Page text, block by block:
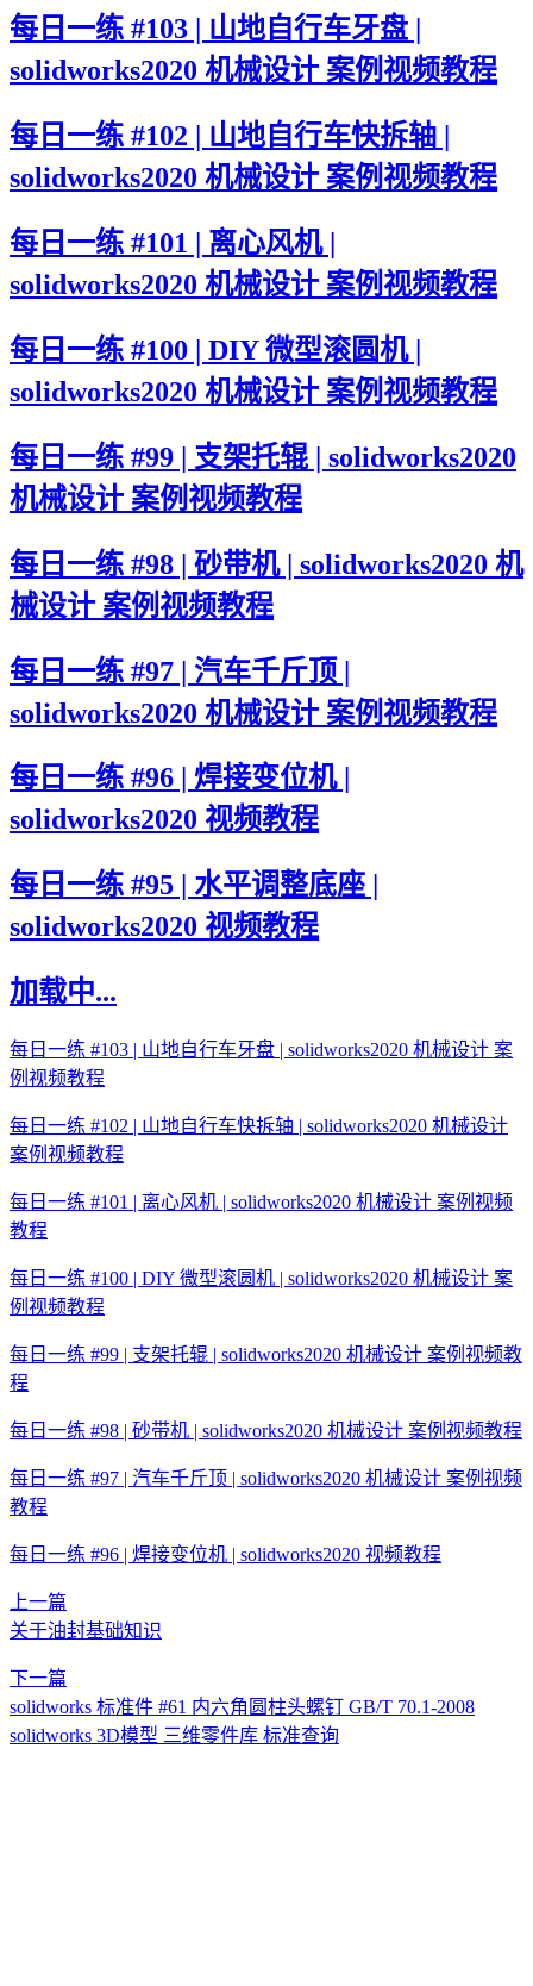
每日一练 #103 | 山地自行车牙盘 |
solidworks2020 机械设计 案例视频教程
每日一练 #102 | 山地自行车快拆轴 |
solidworks2020 机械设计 案例视频教程
每日一练 #101 | 离心风机 |
solidworks2020 机械设计 案例视频教程
每日一练 #100 | DIY 微型滚圆机 |
solidworks2020 机械设计 案例视频教程
每日一练 #99 | 支架托辊 | solidworks2020
机械设计 案例视频教程
每日一练 #98 | 砂带机 | solidworks2020 机
械设计 案例视频教程
每日一练 #97 | 汽车千斤顶 |
solidworks2020 机械设计 案例视频教程
每日一练 #96 | 焊接变位机 |
solidworks2020 视频教程
每日一练 #95 | 水平调整底座 |
solidworks2020 视频教程
加载中...
每日一练 #103 | 山地自行车牙盘 | solidworks2020 机械设计 案
例视频教程
每日一练 #102 | 山地自行车快拆轴 | solidworks2020 机械设计
案例视频教程
每日一练 #101 | 离心风机 | solidworks2020 机械设计 案例视频
教程
每日一练 #100 | DIY 微型滚圆机 | solidworks2020 机械设计 案
例视频教程
每日一练 #99 | 支架托辊 | solidworks2020 机械设计 案例视频教
程
每日一练 #98 | 砂带机 | solidworks2020 机械设计 案例视频教程
每日一练 #97 | 汽车千斤顶 | solidworks2020 机械设计 案例视频
教程
每日一练 #96 | 焊接变位机 | solidworks2020 视频教程
上一篇
关于油封基础知识
下一篇
solidworks 标准件 #61 内六角圆柱头螺钉 GB/T 70.1-2008
solidworks 3D模型 三维零件库 标准查询